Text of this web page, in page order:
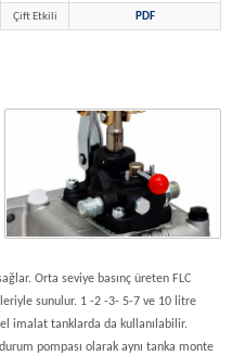
Çift Etkili PDF
Orta seviye basınç üreten FLC
sunulur. 1 -2 -3- 5-7 ve 10 litre
imalat tanklarda da kullanılabilir.
pompası olarak aynı tanka monte